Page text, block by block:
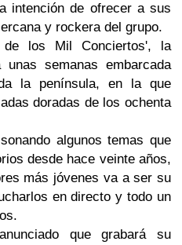
intención de ofrecer a sus
y rockera del grupo.
los Mil Conciertos', la
semanas embarcada
la península, en la que
doradas de los ochenta
algunos temas que
desde hace veinte años,
más jóvenes va a ser su
en directo y todo un
que grabará su